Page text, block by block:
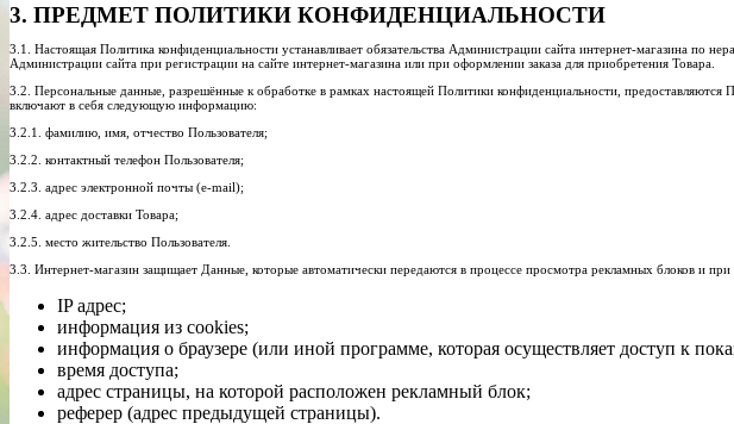
3. ПРЕДМЕТ ПОЛИТИКИ КОНФИДЕНЦИАЛЬНОСТИ
3.1. Настоящая Политика конфиденциальности устанавливает обязательства Администрации сайта интернет-магазина по
Администрации сайта при регистрации на сайте интернет-магазина или при оформлении заказа для приобретения Товара.
3.2. Персональные данные, разрешённые к обработке в рамках настоящей Политики конфиденциальности,
включают в себя следующую информацию:
3.2.1. фамилию, имя, отчество Пользователя;
3.2.2. контактный телефон Пользователя;
3.2.3. адрес электронной почты (e-mail);
3.2.4. адрес доставки Товара;
3.2.5. место жительство Пользователя.
3.3. Интернет-магазин защищает Данные, которые автоматически передаются в процессе просмотра рекламных блоков и
IP адрес;
информация из cookies;
информация о браузере (или иной программе, которая осуществляет доступ к
время доступа;
адрес страницы, на которой расположен рекламный блок;
реферер (адрес предыдущей страницы).